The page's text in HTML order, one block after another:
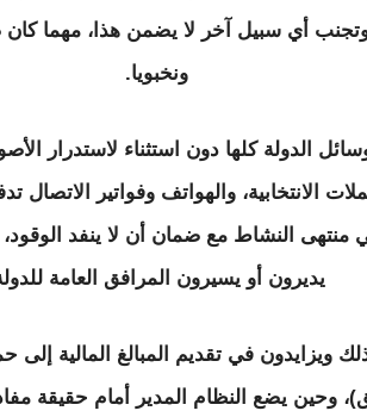
أي سبيل آخر لا يضمن هذا، مهما كان
ونخبويا.
الدولة كلها دون استثناء لاستدرار
الانتخابية، والهواتف وفواتير الاتصال
منتهى النشاط مع ضمان أن لا ينفد
يديرون أو يسيرون المرافق العامة
ويزايدون في تقديم المبالغ المالية
وحين يضع النظام المدير أمام حقيقة